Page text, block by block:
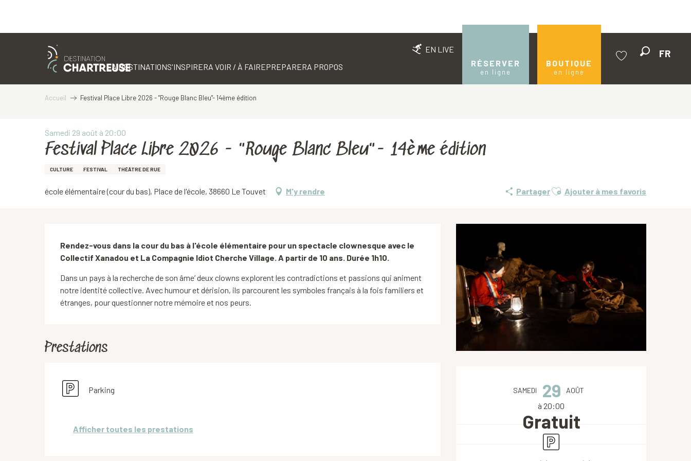
EN LIVE
RÉSERVER
en ligne
BOUTIQUE
en ligne
FR
LA DESTINATIONS'INSPIRERA VOIR / À FAIREPREPARERA PROPOS
Accueil Festival Place Libre 2026 - "Rouge Blanc Bleu"- 14ème édition
Samedi 29 août à 20:00
Festival Place Libre 2026 - "Rouge Blanc Bleu"- 14ème édition
CULTURE FESTIVAL THÉÂTRE DE RUE
école élémentaire (cour du bas), Place de l'école, 38660 Le Touvet M'y rendre PartagerAjouter aux favoris
Ajouter à mes favoris
Ouverture et coordonnées
SAMEDI 29 AOÛT
à 20:00
Gratuit
Parking
Description
Rendez-vous dans la cour du bas à l'école élémentaire pour un spectacle clownesque avec le
Collectif Xanadou et La Compagnie Idiot Cherche Village. A partir de 10 ans. Durée 1h10.
Dans un pays à la recherche de son âme’ deux clowns explorent les contradictions et passions qui animent
notre identité collective. Avec humour et dérision, ils parcourent les symboles français à la fois familiers et
étranges, pour questionner notre mémoire et nos peurs.
Prestations
Parking
Afficher toutes les prestations